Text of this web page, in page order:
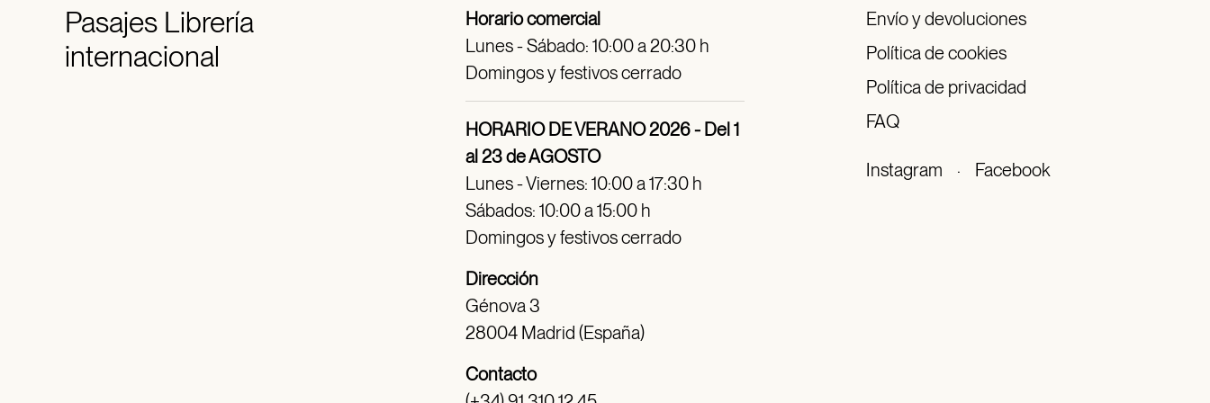
PasajesLibrería
internacional
Horario comercial
Lunes - Sábado: 10:00 a 20:30 h
Domingos y festivos cerrado
HORARIO DE VERANO 2026 - Del 1
al 23 de AGOSTO
Lunes - Viernes: 10:00 a 17:30 h
Sábados: 10:00 a 15:00 h
Domingos y festivos cerrado
Dirección
Génova 3
28004 Madrid (España)
Contacto
Envío y devoluciones
Política de cookies
Política de privacidad
FAQ
Instagram · Facebook